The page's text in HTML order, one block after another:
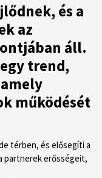
és a
az
áll.
trend,
működését
térben, és elősegíti a
partnerek erősségeit,